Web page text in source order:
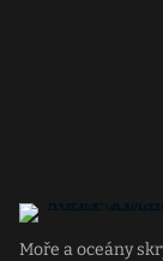
Moře a oceány